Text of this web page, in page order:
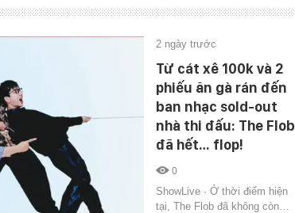
2 ngày trước
Từ cát xê 100k và 2
phiếu ăn gà rán đến
ban nhạc sold-out
nhà thi đấu: The Flob
đã hết… flop!
0
ShowLive · Ở thời điểm hiện
tại, The Flob đã không còn…